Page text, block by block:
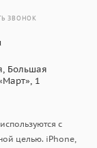
ЗВОНОК
Большая
1
с
целью. iPhone,